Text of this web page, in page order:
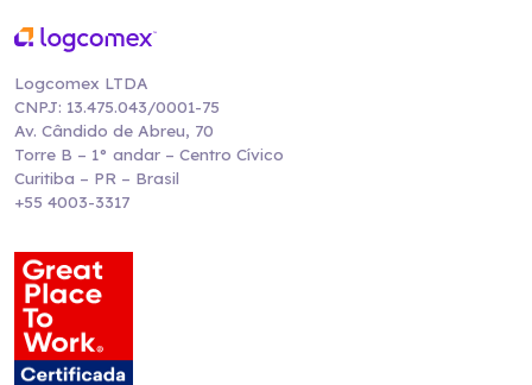
Logcomex LTDA
CNPJ: 13.475.043/0001-75
Av. Cândido de Abreu, 70
Torre B – 1° andar – Centro Cívico
Curitiba – PR – Brasil
+55 4003-3317